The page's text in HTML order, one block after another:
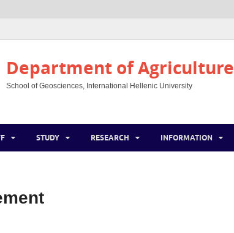
Department of Agriculture
School of Geosciences, International Hellenic University
STUDY RESEARCH INFORMATION